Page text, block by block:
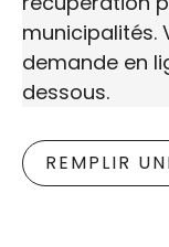
municipalités.
demande en
dessous.
REMPLIR